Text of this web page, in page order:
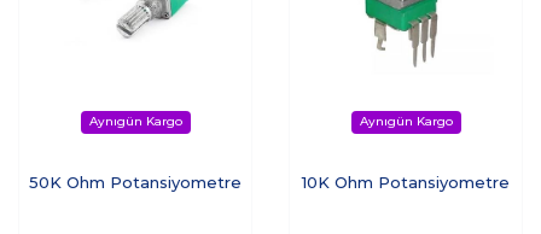
50K Ohm Potansiyometre 10K Ohm Potansiyometre